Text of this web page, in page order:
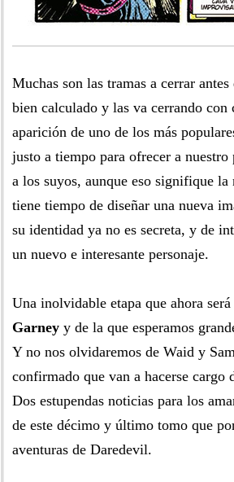
Muchas son las tramas a cerrar
bien calculado y las va cerrando
aparición de uno de los más
justo a tiempo para ofrecer a
a los suyos, aunque eso signifique
tiene tiempo de diseñar una nueva
su identidad ya no es secreta, y de
un nuevo e interesante personaje.
Una inolvidable etapa que ahora
Garney y de la que esperamos
Y no nos olvidaremos de Waid y
confirmado que van a hacerse cargo
Dos estupendas noticias para los
de este décimo y último tomo que
aventuras de Daredevil.